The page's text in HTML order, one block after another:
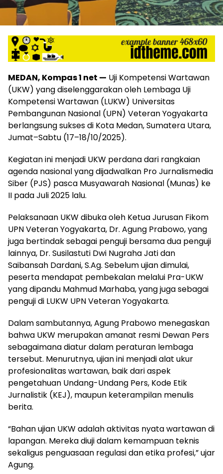
MEDAN, Kompas 1 net — Uji Kompetensi Wartawan
(UKW) yang diselenggarakan oleh Lembaga Uji
Kompetensi Wartawan (LUKW) Universitas
Pembangunan Nasional (UPN) Veteran Yogyakarta
berlangsung sukses di Kota Medan, Sumatera Utara,
Jumat–Sabtu (17–18/10/2025).
Kegiatan ini menjadi UKW perdana dari rangkaian
agenda nasional yang dijadwalkan Pro Jurnalismedia
Siber (PJS) pasca Musyawarah Nasional (Munas) ke
II pada Juli 2025 lalu.
Pelaksanaan UKW dibuka oleh Ketua Jurusan Fikom
UPN Veteran Yogyakarta, Dr. Agung Prabowo, yang
juga bertindak sebagai penguji bersama dua penguji
lainnya, Dr. Susilastuti Dwi Nugraha Jati dan
Saibansah Dardani, S.Ag. Sebelum ujian dimulai,
peserta mendapat pembekalan melalui Pra-UKW
yang dipandu Mahmud Marhaba, yang juga sebagai
penguji di LUKW UPN Veteran Yogyakarta.
Dalam sambutannya, Agung Prabowo menegaskan
bahwa UKW merupakan amanat resmi Dewan Pers
sebagaimana diatur dalam peraturan lembaga
tersebut. Menurutnya, ujian ini menjadi alat ukur
profesionalitas wartawan, baik dari aspek
pengetahuan Undang-Undang Pers, Kode Etik
Jurnalistik (KEJ), maupun keterampilan menulis
berita.
“Bahan ujian UKW adalah aktivitas nyata wartawan di
lapangan. Mereka diuji dalam kemampuan teknis
sekaligus penguasaan regulasi dan etika profesi,” ujar
Agung.